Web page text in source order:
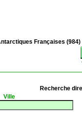
Françaises (984)
Recherche
Ville